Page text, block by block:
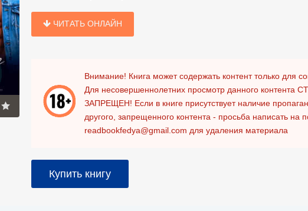
ЧИТАТЬ ОНЛАЙН
Внимание! Книга может содержать контент только для
Для несовершеннолетних просмотр данного контента
ЗАПРЕЩЕН! Если в книге присутствует наличие
другого, запрещенного контента - просьба написать на
readbookfedya@gmail.com для удаления материала
Купить книгу